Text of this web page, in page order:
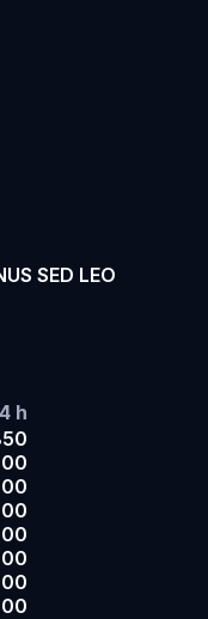
SED LEO
h